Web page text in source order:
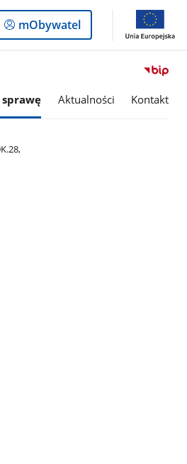
Logowanie
do
mObywatel
sprawę Aktualności Kontakt